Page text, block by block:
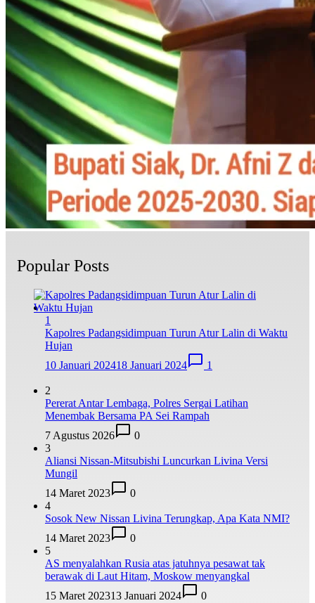
Popular Posts
1
Kapolres Padangsidimpuan Turun Atur Lalin di Waktu
Hujan
10 Januari 202418 Januari 2024 1
2
Pererat Antar Lembaga, Polres Sergai Latihan
Menembak Bersama PA Sei Rampah
7 Agustus 2026
0
3
Aliansi Nissan-Mitsubishi Luncurkan Livina Versi
Mungil
14 Maret 2023
0
4
Sosok New Nissan Livina Terungkap, Apa Kata NMI?
14 Maret 2023
0
5
AS menyalahkan Rusia atas jatuhnya pesawat tak
berawak di Laut Hitam, Moskow menyangkal
15 Maret 202313 Januari 2024 0